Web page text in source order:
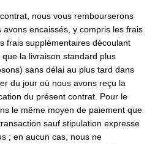
nous vous rembourserons
encaissés, y compris les frais
frais supplémentaires découlant
la livraison standard plus
sans délai au plus tard dans
du jour où nous avons reçu la
du présent contrat. Pour le
le même moyen de paiement que
sauf stipulation expresse
; en aucun cas, nous ne